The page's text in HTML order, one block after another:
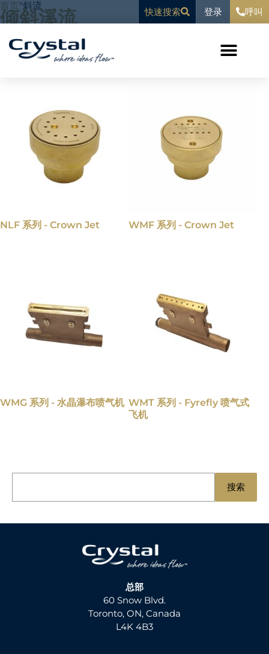
内
容
跳
至
快速搜索 登录 呼叫
搜索
首页"斜流
倾斜溪流
显示所有 4 个结果
NLF 系列 - Crown Jet WMF 系列 - Crown Jet
WMG 系列 - 水晶瀑布喷气机 WMT 系列 - Fyrefly 喷气式
飞机
总部
60 Snow Blvd.
Toronto, ON, Canada
L4K 4B3